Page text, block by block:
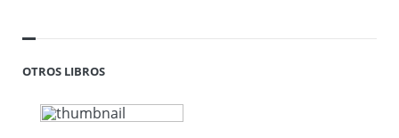
OTROS LIBROS